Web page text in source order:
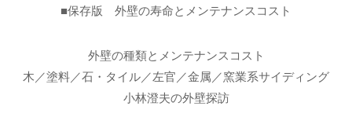
■保存版 外壁の寿命とメンテナンスコスト
外壁の種類とメンテナンスコスト
木／塗料／石・タイル／左官／金属／窯業系サイディング
小林澄夫の外壁探訪